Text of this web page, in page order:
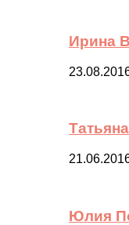
Ирина
Юлия